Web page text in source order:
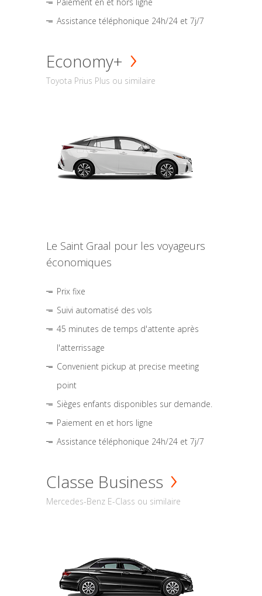
Assistance téléphonique 24h/24 et 7j/7
Economy+
Toyota Prius Plus ou similaire
Le Saint Graal pour les voyageurs
économiques
Prix fixe
Suivi automatisé des vols
45 minutes de temps d'attente après
l'atterrissage
Convenient pickup at precise meeting
point
Sièges enfants disponibles sur demande.
Paiement en et hors ligne
Assistance téléphonique 24h/24 et 7j/7
Classe Business
Mercedes-Benz E-Class ou similaire